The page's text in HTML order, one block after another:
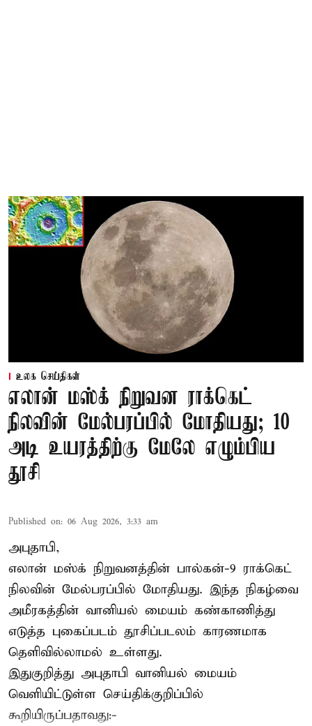
உலக செய்திகள்
எலான் மஸ்க் நிறுவன ராக்கெட்
நிலவின் மேல்பரப்பில் மோதியது; 10
அடி உயரத்திற்கு மேலே எழும்பிய
தூசி
Published on: 06 Aug 2026, 3:33 am
அபுதாபி,
எலான் மஸ்க் நிறுவனத்தின் பால்கன்-9 ராக்கெட்
நிலவின் மேல்பரப்பில் மோதியது. இந்த நிகழ்வை
அமீரகத்தின் வானியல் மையம் கண்காணித்து
எடுத்த புகைப்படம் தூசிப்படலம் காரணமாக
தெளிவில்லாமல் உள்ளது.
இதுகுறித்து அபுதாபி வானியல் மையம்
வெளியிட்டுள்ள செய்திக்குறிப்பில்
கூறியிருப்பதாவது:-